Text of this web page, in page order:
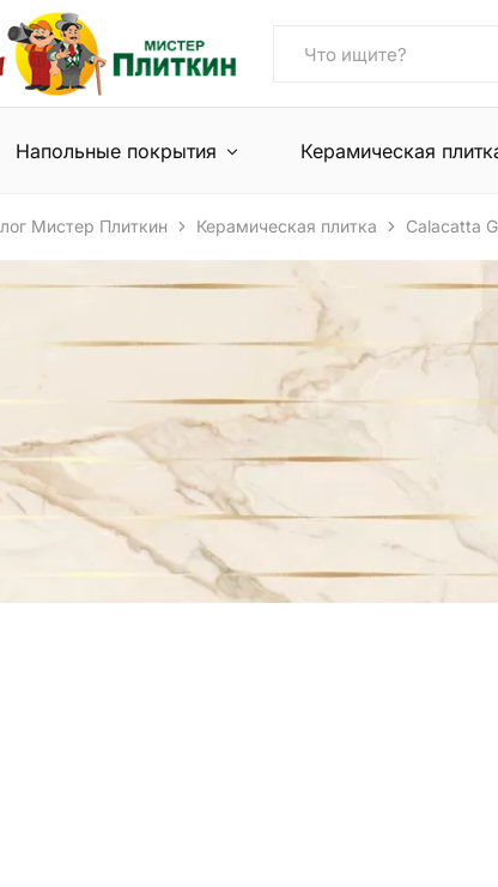
Напольные покрытия Керамическая
Мистер Плиткин Керамическая плитка Calacatta